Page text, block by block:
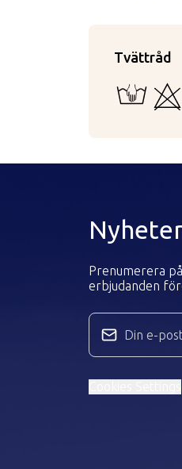
Tvättråd
EndastKan
Prenumerera
erbjudanden
Din e-postadress